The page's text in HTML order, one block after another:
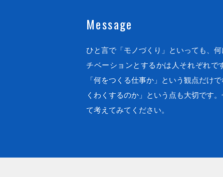
Message
ひと言で「モノづくり」といっても、
チベーションとするかは人それぞれで
「何をつくる仕事か」という観点だけ
くわくするのか」という点も大切です
て考えてみてください。